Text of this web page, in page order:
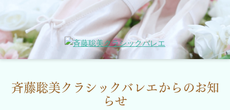
斉藤聡美クラシックバレエからのお知
らせ